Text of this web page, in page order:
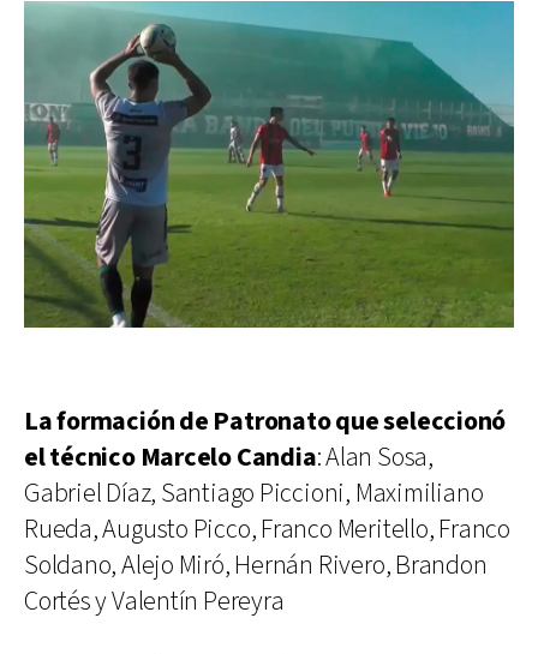
La formación de Patronato que seleccionó
el técnico Marcelo Candia: Alan Sosa,
Gabriel Díaz, Santiago Piccioni, Maximiliano
Rueda, Augusto Picco, Franco Meritello, Franco
Soldano, Alejo Miró, Hernán Rivero, Brandon
Cortés y Valentín Pereyra